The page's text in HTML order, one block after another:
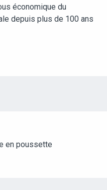
économique du
depuis plus de 100 ans
en poussette